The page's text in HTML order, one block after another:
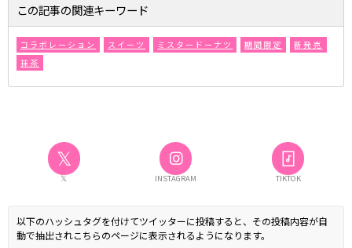
この記事の関連キーワード
コラボレーション スイーツ ミスタードーナツ 期間限定
新発売
抹茶
𝕏
𝕏 INSTAGRAM TIKTOK
以下のハッシュタグを付けてツイッターに投稿すると、その投稿内容が自
動で抽出されこちらのページに表示されるようになります。